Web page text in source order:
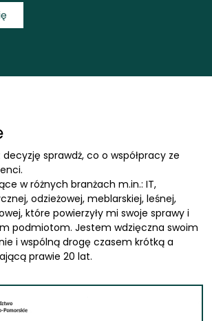
sprawdż, co o współpracy ze
w różnych branżach m.in.: IT,
odzieżowej, meblarskiej, leśnej,
które powierzyły mi swoje sprawy i
podmiotom. Jestem wdzięczna swoim
i wspólną drogę czasem krótką a
prawie 20 lat.